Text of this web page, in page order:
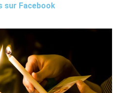
sur Facebook